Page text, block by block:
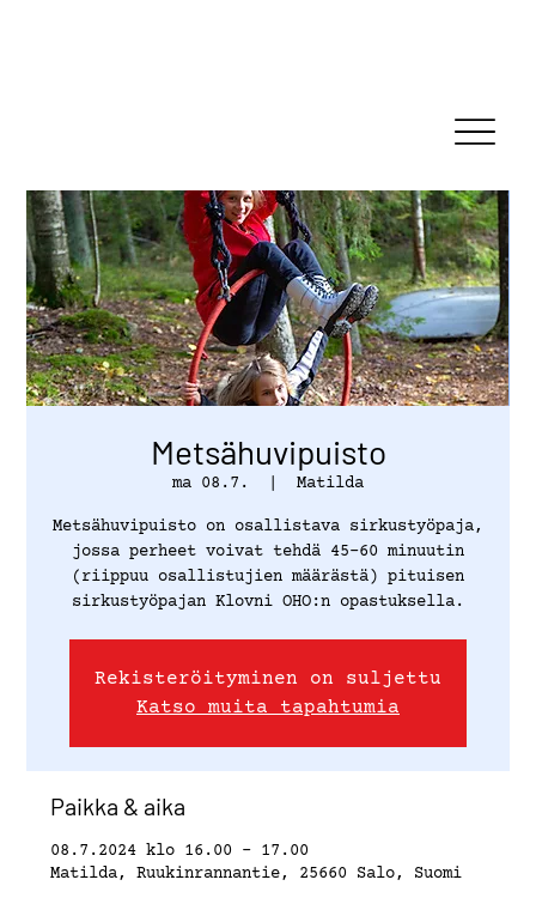
Metsähuvipuisto
ma 08.7. Matilda
Metsähuvipuisto on osallistava sirkustyöpaja,
jossa perheet voivat tehdä 45-60 minuutin
(riippuu osallistujien määrästä) pituisen
sirkustyöpajan Klovni OHO:n opastuksella.
Rekisteröityminen on suljettu
Katso muita tapahtumia
Paikka & aika
08.7.2024 klo 16.00 – 17.00
Matilda, Ruukinrannantie, 25660 Salo, Suomi